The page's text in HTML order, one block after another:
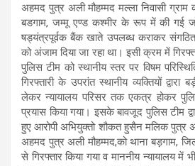
अहमद पुत्र अली मौहम्मद मल्ला निवासी ग्राम
बडगाम, जम्मू एण्ड कश्मीर के रूप में की गई जो
षड्यंत्रपूर्वक बैंक खाते उपलब्ध कराकर
को अंजाम दिया जा रहा था। इसी क्रम में
पुलिस टीम को स्थानीय स्तर पर विषम
गिरफ्तारी के उपरांत स्थानीय व्यक्तियों
लेकर न्यायालय परिसर तक एकत्र होकर
प्रयास किया गया। इसके बावजूद पुलिस टीम
हुए आरोपी अभियुक्तो शौकत हुसैन मलिक पुत्र
अहमद पुत्र अली मौहम्मद,को थाना बड़गाम,
से गिरफ्तार किया गया व माननीय न्यायालय में